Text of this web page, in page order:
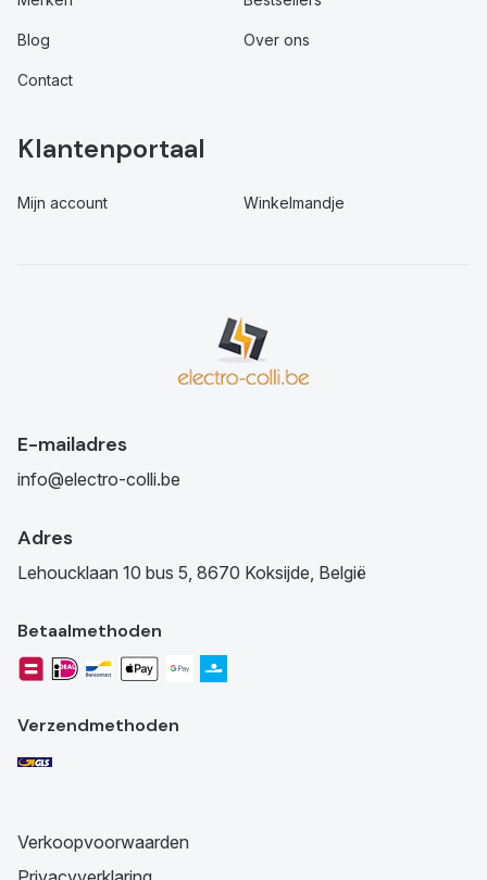
Blog Over ons
Contact
Klantenportaal
Mijn account Winkelmandje
E-mailadres
info@electro-colli.be
Adres
Lehoucklaan 10 bus 5, 8670 Koksijde, België
Betaalmethoden
Verzendmethoden
Verkoopvoorwaarden